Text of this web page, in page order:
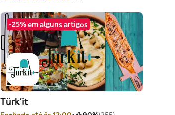
-25% em alguns artigos
Türk’it